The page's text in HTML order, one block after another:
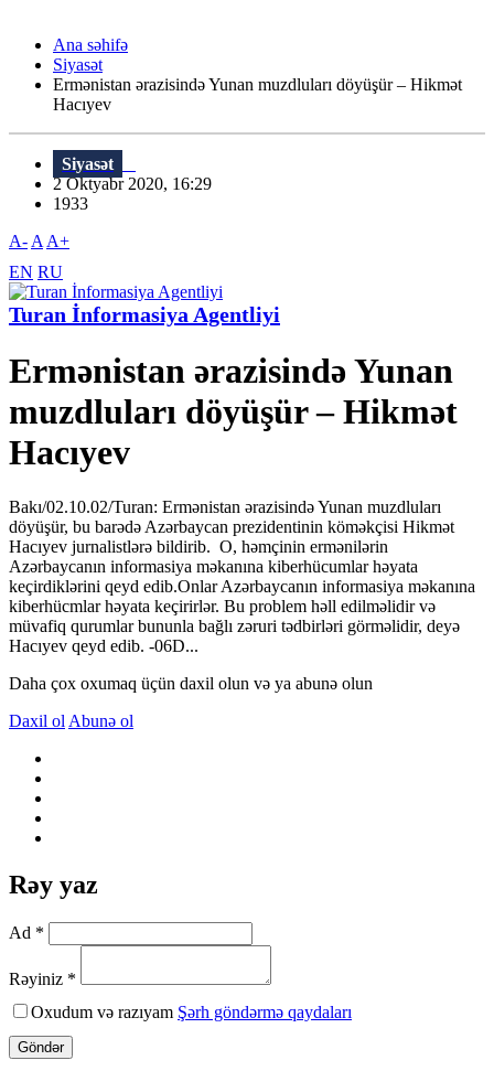
Ana səhifə
Siyasət
Ermənistan ərazisində Yunan muzdluları döyüşür – Hikmət
Hacıyev
Siyasət
2 Oktyabr 2020, 16:29
1933
A- A A+
EN RU
Turan İnformasiya Agentliyi
Ermənistan ərazisində Yunan
muzdluları döyüşür – Hikmət
Hacıyev
Bakı/02.10.02/Turan: Ermənistan ərazisində Yunan muzdluları
döyüşür, bu barədə Azərbaycan prezidentinin köməkçisi Hikmət
Hacıyev jurnalistlərə bildirib. O, həmçinin ermənilərin
Azərbaycanın informasiya məkanına kiberhücumlar həyata
keçirdiklərini qeyd edib.Onlar Azərbaycanın informasiya məkanına
kiberhücmlar həyata keçirirlər. Bu problem həll edilməlidir və
müvafiq qurumlar bununla bağlı zəruri tədbirləri görməlidir, deyə
Hacıyev qeyd edib. -06D...
Daha çox oxumaq üçün daxil olun və ya abunə olun
Daxil ol Abunə ol
Rəy yaz
Ad *
Rəyiniz *
Oxudum və razıyam Şərh göndərmə qaydaları
Göndər